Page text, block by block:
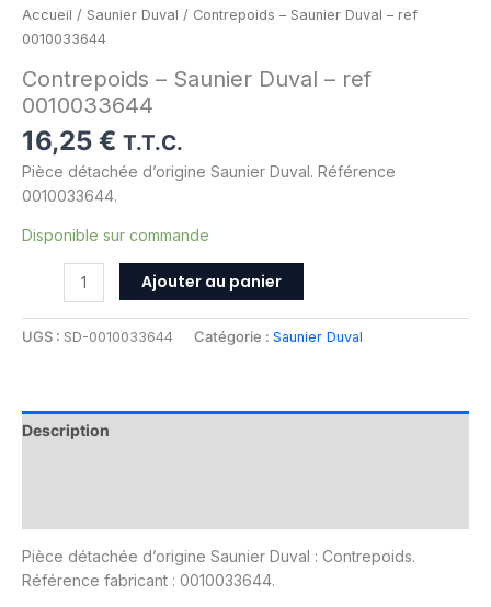
Accueil / Saunier Duval / Contrepoids – Saunier Duval – ref
0010033644
Contrepoids – Saunier Duval – ref
0010033644
16,25 € T.T.C.
Pièce détachée d’origine Saunier Duval. Référence
0010033644.
Disponible sur commande
Ajouter au panier
UGS : SD-0010033644 Catégorie : Saunier Duval
Description
Pièce détachée d’origine Saunier Duval : Contrepoids.
Référence fabricant : 0010033644.